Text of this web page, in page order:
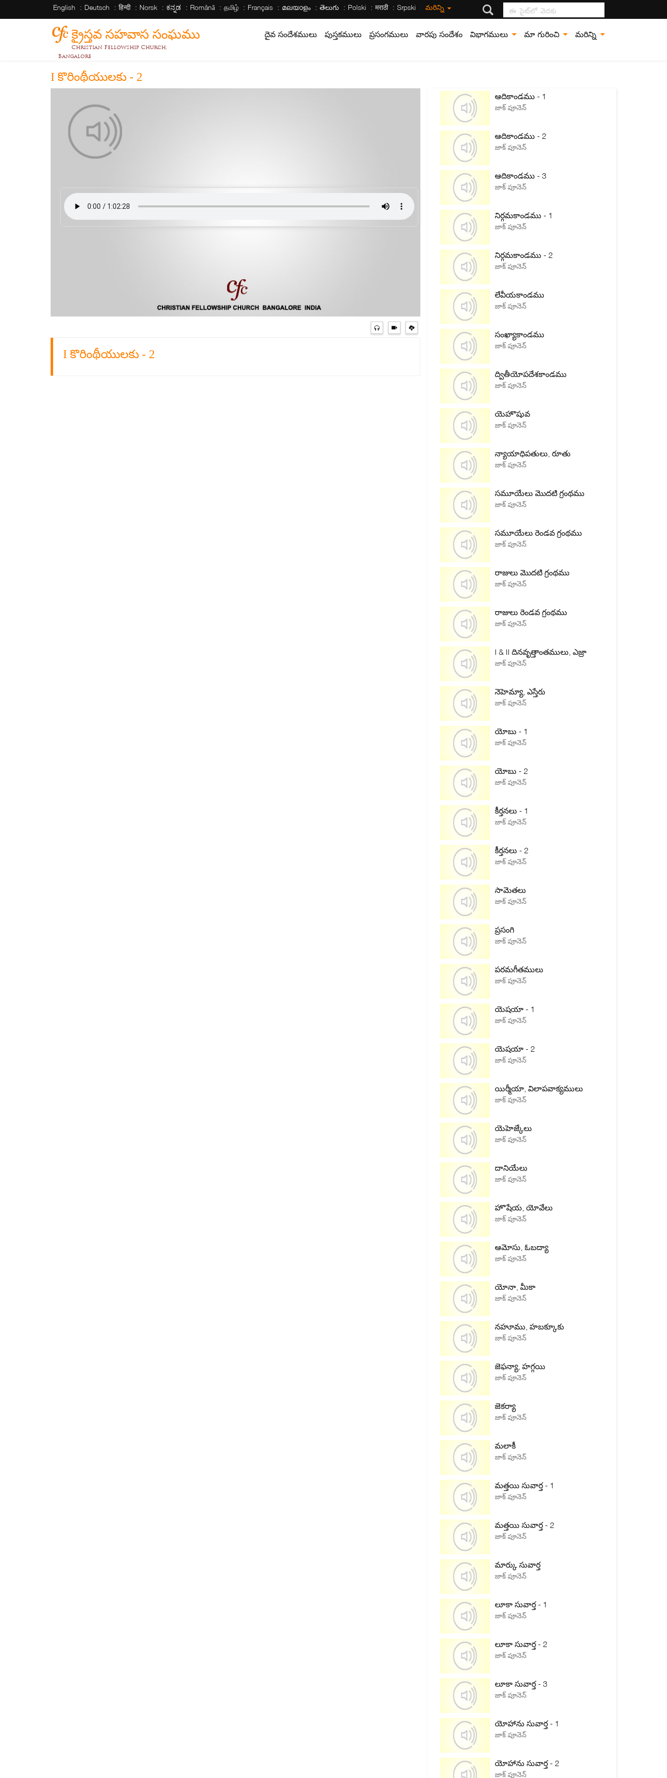
English Deutsch हिन्दी Norsk ಕನ್ನಡ Română தமிழ் Français മലയാളം తెలుగు Polski मराठी Srpski మరిన్ని ఈ సైట్‍లో వెదకు
క్రైస్తవ సహవాస సంఘము
Christian Fellowship Church,
Bangalore
దైవ సందేశములు పుస్తకములు ప్రసంగములు వారపు సందేశం విభాగములు మా గురించి మరిన్ని
I కొరింథీయులకు - 2
I కొరింథీయులకు - 2
ఆదికాండము - 1
జాక్ పూనెన్
ఆదికాండము - 2
జాక్ పూనెన్
ఆదికాండము - 3
జాక్ పూనెన్
నిర్గమకాండము - 1
జాక్ పూనెన్
నిర్గమకాండము - 2
జాక్ పూనెన్
లేవీయకాండము
జాక్ పూనెన్
సంఖ్యాకాండము
జాక్ పూనెన్
ద్వితీయోపదేశకాండము
జాక్ పూనెన్
యెహొషువ
జాక్ పూనెన్
న్యాయాధిపతులు, రూతు
జాక్ పూనెన్
సమూయేలు మొదటి గ్రంథము
జాక్ పూనెన్
సమూయేలు రెండవ గ్రంథము
జాక్ పూనెన్
రాజులు మొదటి గ్రంథము
జాక్ పూనెన్
రాజులు రెండవ గ్రంథము
జాక్ పూనెన్
I & II దినవృత్తాంతములు, ఎజ్రా
జాక్ పూనెన్
నెహెమ్యా, ఎస్తేరు
జాక్ పూనెన్
యోబు - 1
జాక్ పూనెన్
యోబు - 2
జాక్ పూనెన్
కీర్తనలు - 1
జాక్ పూనెన్
కీర్తనలు - 2
జాక్ పూనెన్
సామెతలు
జాక్ పూనెన్
ప్రసంగి
జాక్ పూనెన్
పరమగీతములు
జాక్ పూనెన్
యెషయా - 1
జాక్ పూనెన్
యెషయా - 2
జాక్ పూనెన్
యిర్మీయా, విలాపవాక్యములు
జాక్ పూనెన్
యెహెజ్కేలు
జాక్ పూనెన్
దానియేలు
జాక్ పూనెన్
హొషేయ, యోవేలు
జాక్ పూనెన్
ఆమోసు, ఓబద్యా
జాక్ పూనెన్
యోనా, మీకా
జాక్ పూనెన్
నహూము, హబక్కూకు
జాక్ పూనెన్
జెఫన్యా, హగ్గయి
జాక్ పూనెన్
జెకర్యా
జాక్ పూనెన్
మలాకీ
జాక్ పూనెన్
మత్తయి సువార్త - 1
జాక్ పూనెన్
మత్తయి సువార్త - 2
జాక్ పూనెన్
మార్కు సువార్త
జాక్ పూనెన్
లూకా సువార్త - 1
జాక్ పూనెన్
లూకా సువార్త - 2
జాక్ పూనెన్
లూకా సువార్త - 3
జాక్ పూనెన్
యోహాను సువార్త - 1
జాక్ పూనెన్
యోహాను సువార్త - 2
జాక్ పూనెన్